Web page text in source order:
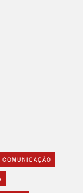
COMUNICAÇÃO